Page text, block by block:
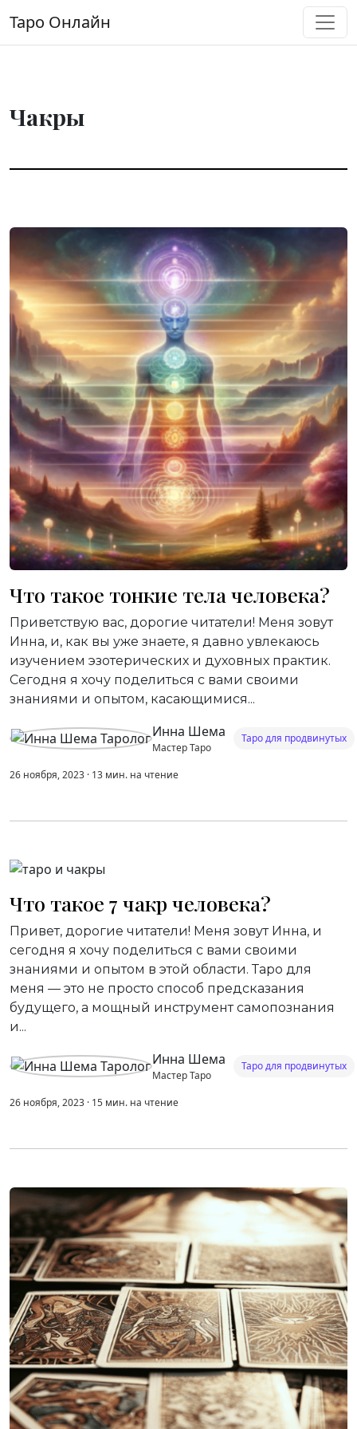
Основная навигация
Таро Онлайн
Чакры
Что такое тонкие тела человека?
Приветствую вас, дорогие читатели! Меня зовут
Инна, и, как вы уже знаете, я давно увлекаюсь
изучением эзотерических и духовных практик.
Сегодня я хочу поделиться с вами своими
знаниями и опытом, касающимися...
Инна Шема
Мастер Таро
Таро для продвинутых
26 ноября, 2023 · 13 мин. на чтение
Что такое 7 чакр человека?
Привет, дорогие читатели! Меня зовут Инна, и
сегодня я хочу поделиться с вами своими
знаниями и опытом в этой области. Таро для
меня — это не просто способ предсказания
будущего, а мощный инструмент самопознания
и...
Инна Шема
Мастер Таро
Таро для продвинутых
26 ноября, 2023 · 15 мин. на чтение